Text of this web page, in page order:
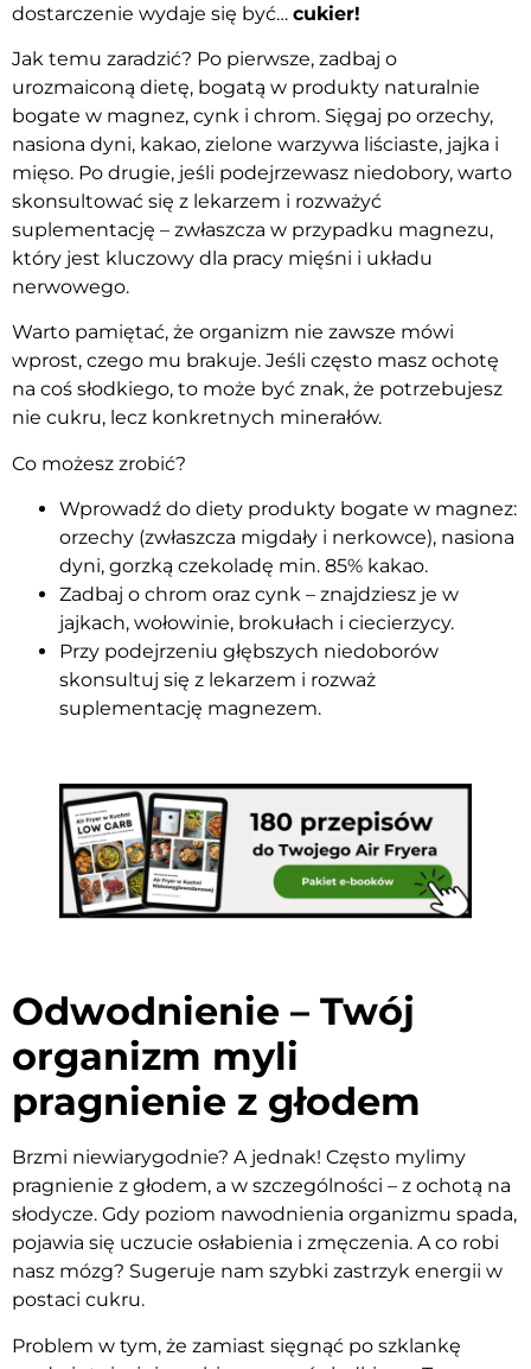
dostarczenie wydaje się być… cukier!
Jak temu zaradzić? Po pierwsze, zadbaj o
urozmaiconą dietę, bogatą w produkty naturalnie
bogate w magnez, cynk i chrom. Sięgaj po orzechy,
nasiona dyni, kakao, zielone warzywa liściaste, jajka i
mięso. Po drugie, jeśli podejrzewasz niedobory, warto
skonsultować się z lekarzem i rozważyć
suplementację – zwłaszcza w przypadku magnezu,
który jest kluczowy dla pracy mięśni i układu
nerwowego.
Warto pamiętać, że organizm nie zawsze mówi
wprost, czego mu brakuje. Jeśli często masz ochotę
na coś słodkiego, to może być znak, że potrzebujesz
nie cukru, lecz konkretnych minerałów.
Co możesz zrobić?
Wprowadź do diety produkty bogate w magnez:
orzechy (zwłaszcza migdały i nerkowce), nasiona
dyni, gorzką czekoladę min. 85% kakao.
Zadbaj o chrom oraz cynk – znajdziesz je w
jajkach, wołowinie, brokułach i ciecierzycy.
Przy podejrzeniu głębszych niedoborów
skonsultuj się z lekarzem i rozważ
suplementację magnezem.
Odwodnienie – Twój
organizm myli
pragnienie z głodem
Brzmi niewiarygodnie? A jednak! Często mylimy
pragnienie z głodem, a w szczególności – z ochotą na
słodycze. Gdy poziom nawodnienia organizmu spada,
pojawia się uczucie osłabienia i zmęczenia. A co robi
nasz mózg? Sugeruje nam szybki zastrzyk energii w
postaci cukru.
Problem w tym, że zamiast sięgnąć po szklankę